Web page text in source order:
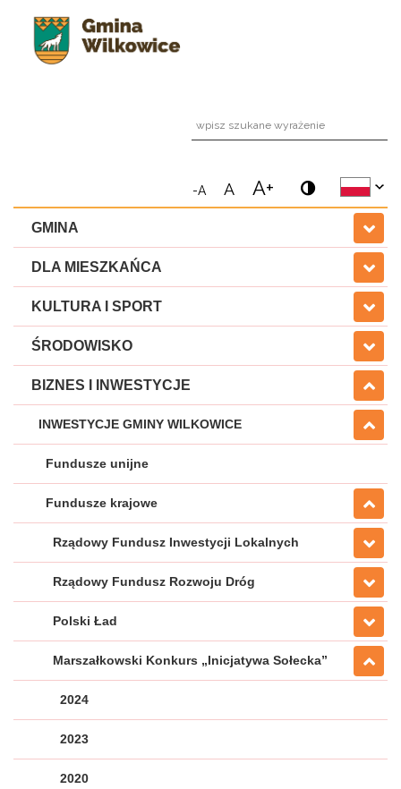
-A A A+
GMINA
DLA MIESZKAŃCA
KULTURA I SPORT
ŚRODOWISKO
BIZNES I INWESTYCJE
INWESTYCJE GMINY WILKOWICE
Fundusze unijne
Fundusze krajowe
Rządowy Fundusz Inwestycji Lokalnych
Rządowy Fundusz Rozwoju Dróg
Polski Ład
Marszałkowski Konkurs „Inicjatywa Sołecka”
2024
2023
2020